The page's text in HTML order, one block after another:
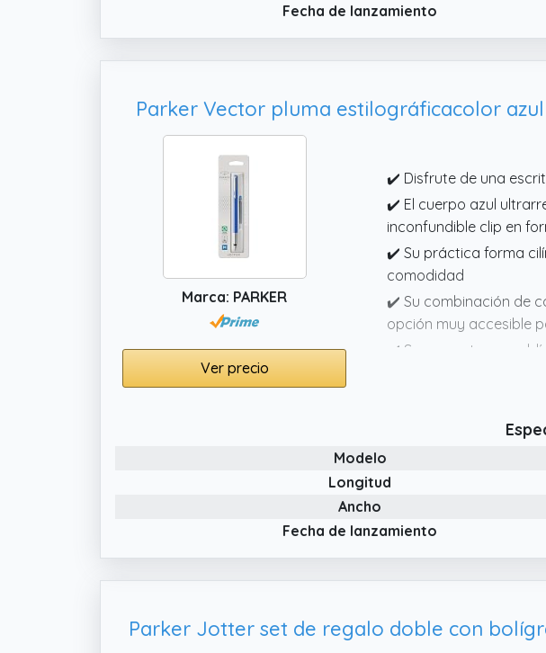
Fecha de lanzamiento
Parker Vector pluma estilográficacolor
Marca: PARKER
Ver precio
✔️ Disfrute de una
✔️ El cuerpo azul
inconfundible clip en
✔️ Su práctica forma
comodidad
✔️ Su combinación de
opción muy accesible
✔️ Se presenta en un
Modelo
Longitud
Ancho
Fecha de lanzamiento